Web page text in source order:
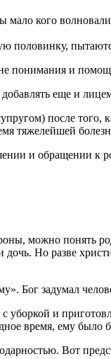
кого
половинку,
понимания и
еще и
после
тяжелейшей
и обращении к
можно понять
Но разве
задумал
и
время, ему
Вот